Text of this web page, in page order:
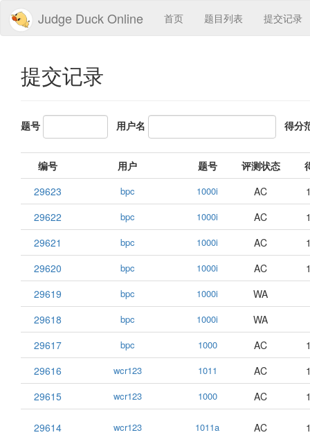
Judge Duck Online 首页 题目列表 提交记录
提交记录
题号 用户名 得分
编号 用户 题号 评测状态
29623
bpc 1000i AC
29622
bpc 1000i AC
29621
bpc 1000i AC
29620
bpc 1000i AC
29619
bpc 1000i
WA
29618
bpc 1000i
WA
29617
bpc 1000 AC
29616
wcr123 1011 AC
29615
wcr123 1000 AC
29614 wcr123 1011a AC